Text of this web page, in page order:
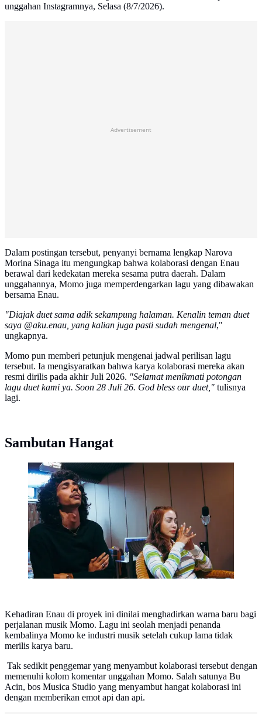
unggahan Instagramnya, Selasa (8/7/2026).
Advertisement
Dalam postingan tersebut, penyanyi bernama lengkap Narova
Morina Sinaga itu mengungkap bahwa kolaborasi dengan Enau
berawal dari kedekatan mereka sesama putra daerah. Dalam
unggahannya, Momo juga memperdengarkan lagu yang dibawakan
bersama Enau.
"Diajak duet sama adik sekampung halaman. Kenalin teman duet
saya @aku.enau, yang kalian juga pasti sudah mengenal,"
ungkapnya.
Momo pun memberi petunjuk mengenai jadwal perilisan lagu
tersebut. Ia mengisyaratkan bahwa karya kolaborasi mereka akan
resmi dirilis pada akhir Juli 2026. "Selamat menikmati potongan
lagu duet kami ya. Soon 28 Juli 26. God bless our duet," tulisnya
lagi.
Sambutan Hangat
Momo Eks Geisha dan Enau. (Instagram/
@therealmomogeisha)
Kehadiran Enau di proyek ini dinilai menghadirkan warna baru bagi
perjalanan musik Momo. Lagu ini seolah menjadi penanda
kembalinya Momo ke industri musik setelah cukup lama tidak
merilis karya baru.
Tak sedikit penggemar yang menyambut kolaborasi tersebut dengan
memenuhi kolom komentar unggahan Momo. Salah satunya Bu
Acin, bos Musica Studio yang menyambut hangat kolaborasi ini
dengan memberikan emot api dan api.